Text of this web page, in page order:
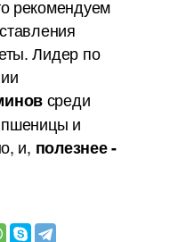
рекомендуем
Лидер по
среди
пшеницы и
и, полезнее -